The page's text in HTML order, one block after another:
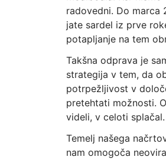
radovedni. Do marca
jate sardel iz prve
potapljanje na tem
Takšna odprava je
strategija v tem, da
potrpežljivost v
pretehtati možnosti.
videli, v celoti splačal.
Temelj našega
nam omogoča